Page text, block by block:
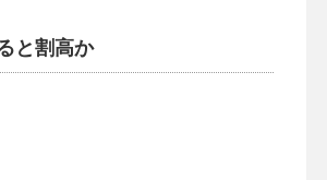
と割高か